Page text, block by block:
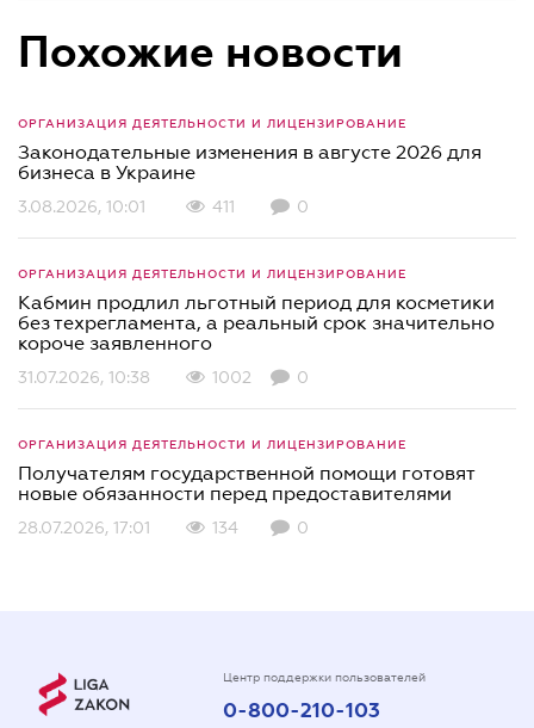
Похожие новости
ОРГАНИЗАЦИЯ ДЕЯТЕЛЬНОСТИ И ЛИЦЕНЗИРОВАНИЕ
Законодательные изменения в августе 2026 для
бизнеса в Украине
3.08.2026, 10:01 411 0
ОРГАНИЗАЦИЯ ДЕЯТЕЛЬНОСТИ И ЛИЦЕНЗИРОВАНИЕ
Кабмин продлил льготный период для косметики
без техрегламента, а реальный срок значительно
короче заявленного
31.07.2026, 10:38 1002 0
ОРГАНИЗАЦИЯ ДЕЯТЕЛЬНОСТИ И ЛИЦЕНЗИРОВАНИЕ
Получателям государственной помощи готовят
новые обязанности перед предоставителями
28.07.2026, 17:01 134 0
Центр поддержки пользователей
0-800-210-103